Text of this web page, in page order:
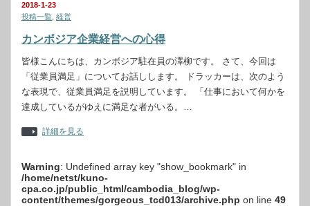
2018-1-23
投稿一覧 経営
カンボジア企業経営への心得
皆様こんにちは、カンボジア駐在員の澤柳です。 さて、今回は
「従業員満足」についてお話しします。 ドラッカーは、次のよう
な表現で、従業員満足を説明しています。 「仕事において何かを
達成しているがゆえに満足な者がいる。…
詳細を見る
Warning: Undefined array key "show_bookmark" in
/home/netst/kuno-
cpa.co.jp/public_html/cambodia_blog/wp-
content/themes/gorgeous_tcd013/archive.php on line 49